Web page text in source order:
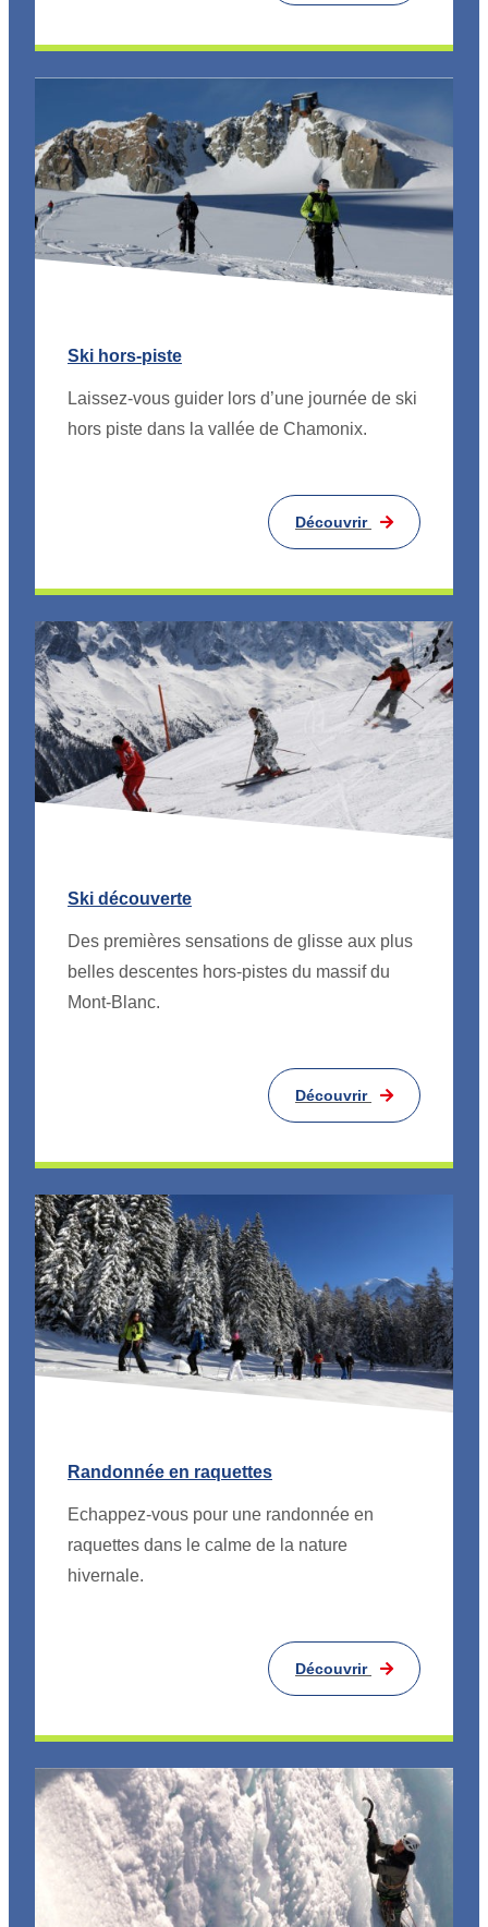
Ski hors-piste
Laissez-vous guider lors d’une journée de ski
hors piste dans la vallée de Chamonix.
Découvrir
Ski découverte
Des premières sensations de glisse aux plus
belles descentes hors-pistes du massif du
Mont-Blanc.
Découvrir
Randonnée en raquettes
Echappez-vous pour une randonnée en
raquettes dans le calme de la nature
hivernale.
Découvrir